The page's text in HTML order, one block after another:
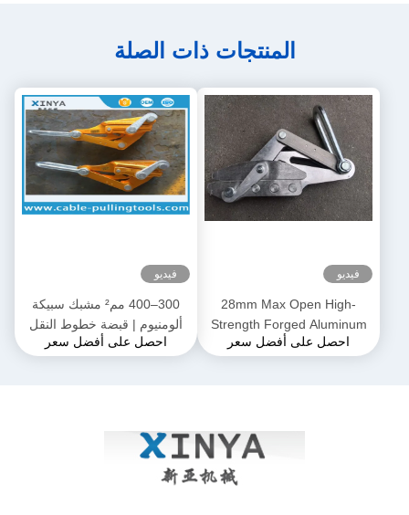
المنتجات ذات الصلة
فيديو
28mm Max Open High-
Strength Forged Aluminum
Alloy Come-Along Clamp معاحصل على أفضل سعر
فيديو
300–400 مم² مشبك سبيكة
ألومنيوم | قبضة خطوط النقل
لموصلات ACSR و AAAC
احصل على أفضل سعر